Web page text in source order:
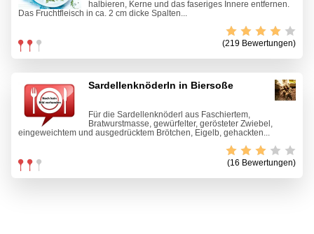
halbieren, Kerne und das faseriges Innere entfernen.
Das Fruchtfleisch in ca. 2 cm dicke Spalten...
(219 Bewertungen)
Sardellenknöderln in Biersoße
Für die Sardellenknöderl aus Faschiertem,
Bratwurstmasse, gewürfelter, gerösteter Zwiebel,
eingeweichtem und ausgedrücktem Brötchen, Eigelb, gehackten...
(16 Bewertungen)